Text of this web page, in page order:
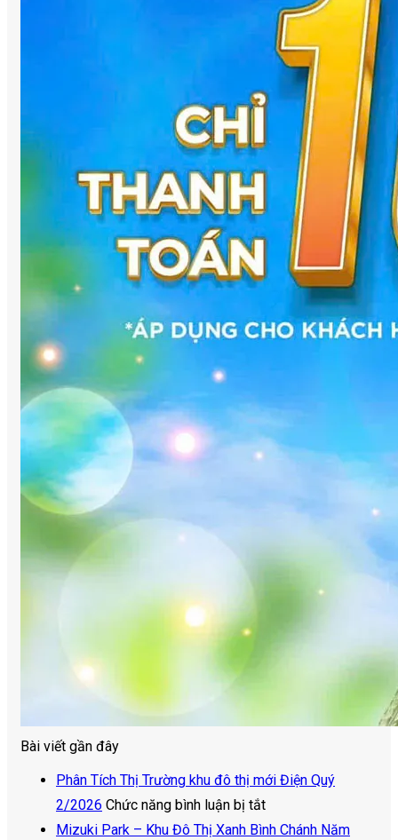
Bài viết gần đây
Phân Tích Thị Trường khu đô thị mới Điện Quý
2/2026 Chức năng bình luận bị tắtở
Phân
Mizuki Park – Khu Đô Thị Xanh Bình Chánh Năm